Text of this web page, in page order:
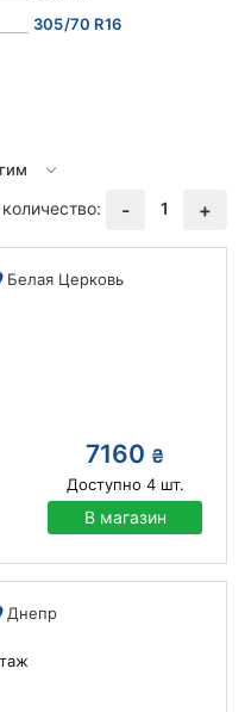
305/70 R16
- 1 +
Белая Церковь
7160 ₴
Доступно 4шт.
В магазин
Днепр